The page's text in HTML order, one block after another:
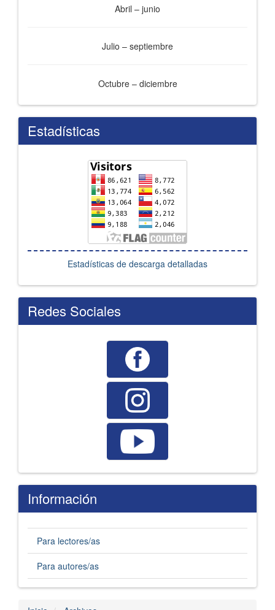
Abril – junio
Julio – septiembre
Octubre – diciembre
Estadísticas
Estadísticas de descarga detalladas
Redes Sociales
Información
Para lectores/as
Para autores/as